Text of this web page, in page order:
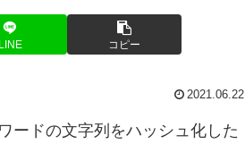
LINE コピー
2021.06.22
ードの文字列をハッシュ化した